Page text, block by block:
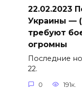
22.02.2023
Украины —
требуют
огромны
Последние
22.
0 191к.